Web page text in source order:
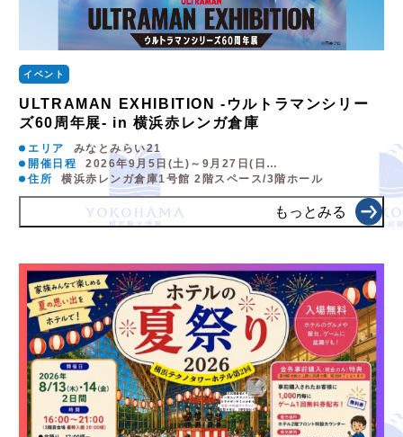
イベント
ULTRAMAN EXHIBITION -ウルトラマンシリー
ズ60周年展- in 横浜赤レンガ倉庫
エリア
みなとみらい21
開催日程
2026年9月5日(土)～9月27日(日…
住所
横浜赤レンガ倉庫1号館 2階スペース/3階ホール
もっとみる